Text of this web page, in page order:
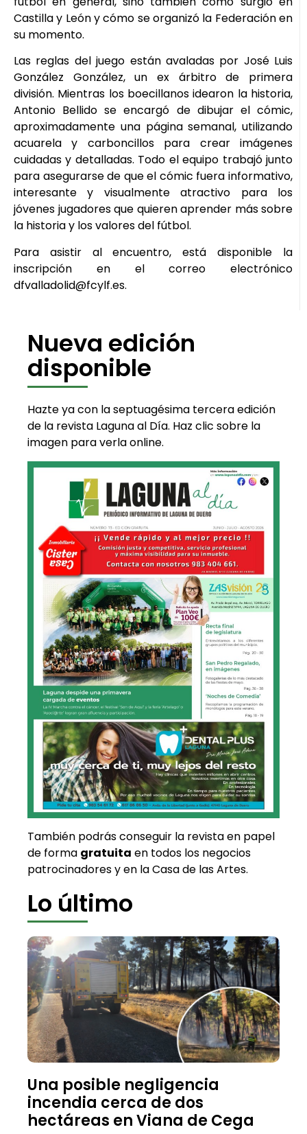
Castilla y León y cómo se organizó la Federación en
su momento.
Las reglas del juego están avaladas por José Luis
González González, un ex árbitro de primera
división. Mientras los boecillanos idearon la historia,
Antonio Bellido se encargó de dibujar el cómic,
aproximadamente una página semanal, utilizando
acuarela y carboncillos para crear imágenes
cuidadas y detalladas. Todo el equipo trabajó junto
para asegurarse de que el cómic fuera informativo,
interesante y visualmente atractivo para los
jóvenes jugadores que quieren aprender más sobre
la historia y los valores del fútbol.
Para asistir al encuentro, está disponible la
inscripción en el correo electrónico
dfvalladolid@fcylf.es.
Nueva edición
disponible
Hazte ya con la septuagésima tercera edición
de la revista Laguna al Día. Haz clic sobre la
imagen para verla online.
También podrás conseguir la revista en papel
de forma gratuita en todos los negocios
patrocinadores y en la Casa de las Artes.
Lo último
Una posible negligencia
incendia cerca de dos
hectáreas en Viana de Cega